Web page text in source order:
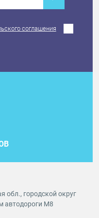
соглашения
обл., городской округ
автодороги М8